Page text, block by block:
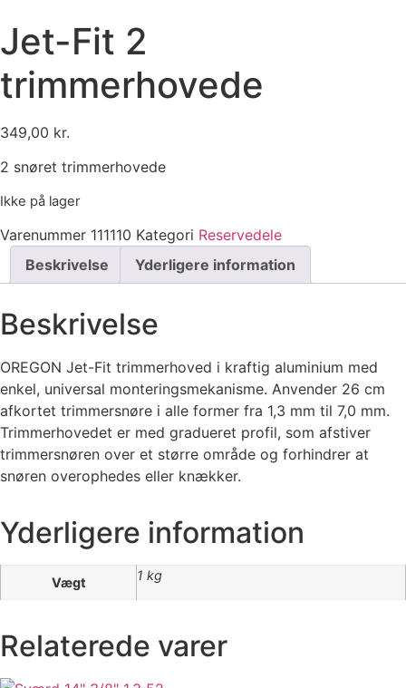
Jet-Fit 2
trimmerhovede
349,00 kr.
2 snøret trimmerhovede
Ikke på lager
Varenummer 111110 Kategori Reservedele
Beskrivelse
Yderligere information
Beskrivelse
OREGON Jet-Fit trimmerhoved i kraftig aluminium med
enkel, universal monteringsmekanisme. Anvender 26 cm
afkortet trimmersnøre i alle former fra 1,3 mm til 7,0 mm.
Trimmerhovedet er med gradueret profil, som afstiver
trimmersnøren over et større område og forhindrer at
snøren overophedes eller knækker.
Yderligere information
Vægt 1 kg
Relaterede varer